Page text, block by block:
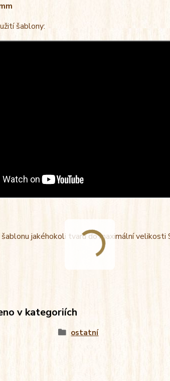
šablony:
jakéhokoli tvaru do maximální
v kategoriích
ostatní